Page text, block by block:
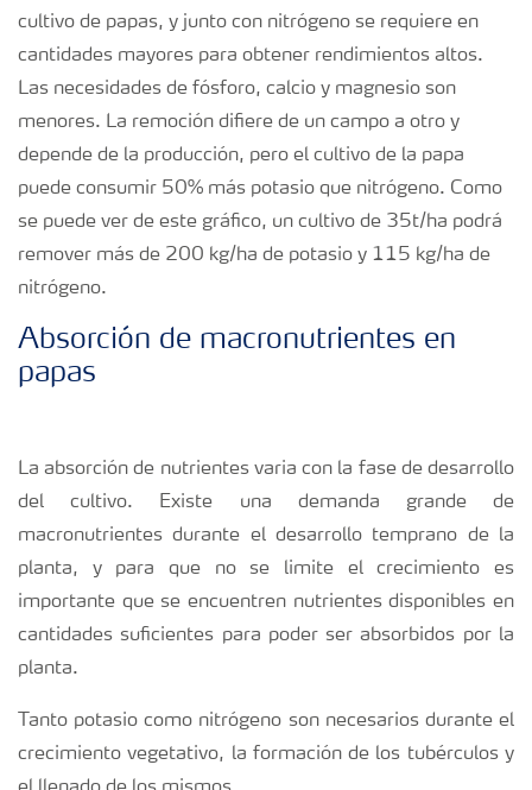
cultivo de papas, y junto con nitrógeno se requiere en
cantidades mayores para obtener rendimientos altos.
Las necesidades de fósforo, calcio y magnesio son
menores. La remoción difiere de un campo a otro y
depende de la producción, pero el cultivo de la papa
puede consumir 50% más potasio que nitrógeno. Como
se puede ver de este gráfico, un cultivo de 35t/ha podrá
remover más de 200 kg/ha de potasio y 115 kg/ha de
nitrógeno.
Absorción de macronutrientes en
papas
La absorción de nutrientes varia con la fase de desarrollo
del cultivo. Existe una demanda grande de
macronutrientes durante el desarrollo temprano de la
planta, y para que no se limite el crecimiento es
importante que se encuentren nutrientes disponibles en
cantidades suficientes para poder ser absorbidos por la
planta.
Tanto potasio como nitrógeno son necesarios durante el
crecimiento vegetativo, la formación de los tubérculos y